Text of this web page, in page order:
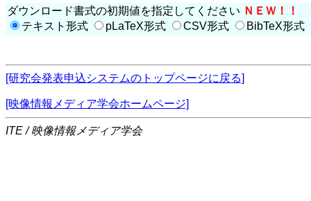
ダウンロード書式の初期値を指定してください ＮＥＷ！！
テキスト形式
pLaTeX形式 CSV形式 BibTeX形式
[研究会発表申込システムのトップページに戻る]
[映像情報メディア学会ホームページ]
ITE / 映像情報メディア学会